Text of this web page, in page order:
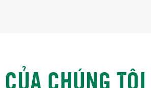
CHÚNG TÔI